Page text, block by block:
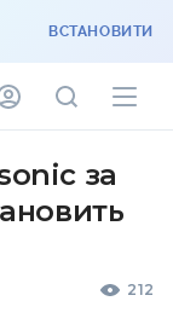
ВСТАНОВИТИ
за
212